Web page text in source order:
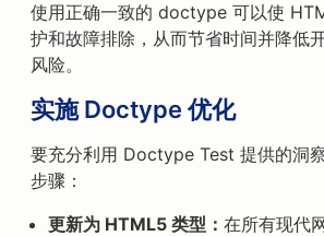
使用正确一致的 doctype 可以使
护和故障排除，从而节省时间并降低
风险。
实施 Doctype 优化
要充分利用 Doctype Test 提供的洞
步骤：
更新为 HTML5 类型： 在所有现代